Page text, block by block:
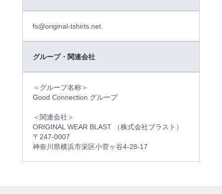
fs@original-tshirts.net
グループ・関連会社
＜グループ名称＞
Good Connection グループ
＜関連会社＞
ORIGINAL WEAR BLAST （株式会社ブラスト）
〒247-0007
神奈川県横浜市栄区小菅ヶ谷4-28-17